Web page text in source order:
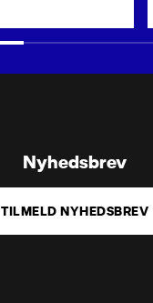
Nyhedsbrev
TILMELD NYHEDSBREV